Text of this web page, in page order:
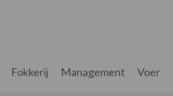
Fokkerij Management Voer